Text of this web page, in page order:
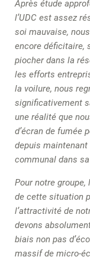
Après étude
l’UDC est assez
soi mauvaise,
encore déficitaire,
piocher dans la
les efforts
la voilure, nous
significativement
une réalité que
d’écran de fumée
depuis maintenant
communal dans
Pour notre
de cette situation
l’attractivité de
devons
biais non pas
massif de micro-